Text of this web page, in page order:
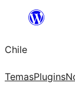
Saltar
contenido
Chile
TemasPlugins